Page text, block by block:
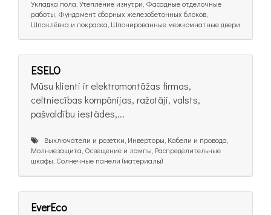
Укладка пола, Утепление изнутри, Фасадные отделочные
работы, Фундамент сборных железобетонных блоков,
Шпаклёвка и покраска, Шпонированные межкомнатные двери
ESELO
Mūsu klienti ir elektromontāžas firmas,
celtniecības kompānijas, ražotāji, valsts,
pašvaldību iestādes,...
Выключатели и розетки, Инверторы, Кабели и провода,
Молниезащита, Освещение и лампы, Распределительные
шкафы, Солнечные панели (материалы)
EverEco